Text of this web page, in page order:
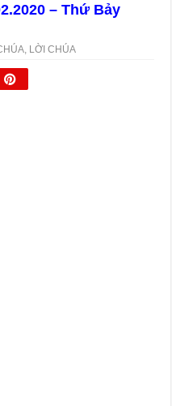
– Thứ Bảy
LỜI CHÚA